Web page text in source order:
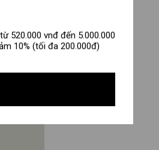
520.000 vnđ đến 5.000.000
10% (tối đa 200.000đ)